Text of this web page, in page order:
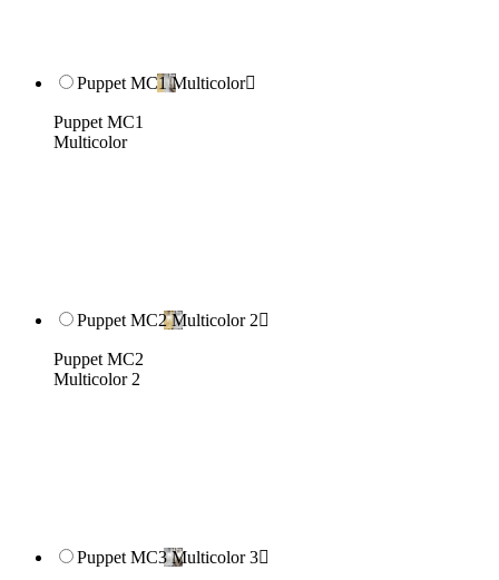
Puppet MC1 Multicolor
Puppet MC1
Multicolor
Puppet MC2 Multicolor 2
Puppet MC2
Multicolor 2
Puppet MC3 Multicolor 3